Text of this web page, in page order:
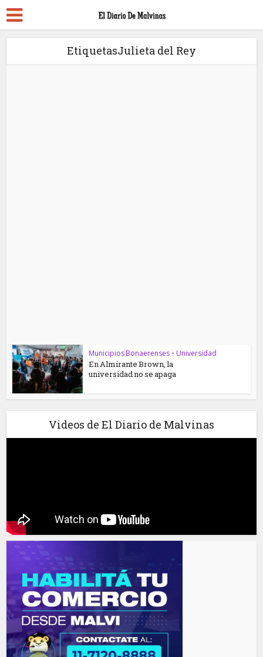
EtiquetasJulieta del Rey
Municipios Bonaerenses • Universidad
En Almirante Brown, la
universidad no se apaga
Videos de El Diario de Malvinas